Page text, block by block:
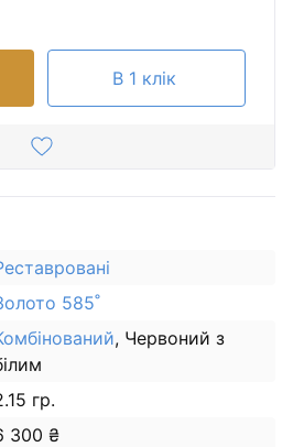
В 1 клік
585˚
, Червоний з
гр.
300 ₴